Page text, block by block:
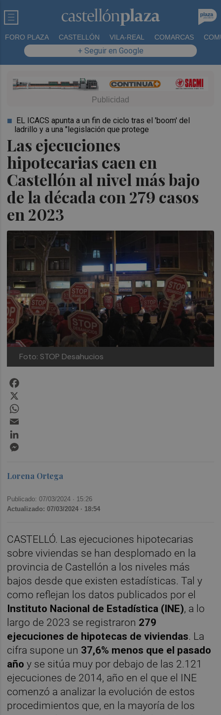
FORO PLAZA CASTELLÓN VILA-REAL COMARCAS
+ Seguir en Google
Las ejecuciones
hipotecarias caen en
Castellón al nivel más bajo
de la década con 279 casos
en 2023
EL ICACS apunta a un fin de ciclo tras el 'boom' del
ladrillo y a una "legislación que protege
Foto: STOP Desahucios
Lorena Ortega
Publicado: 07/03/2024 · 15:26
Actualizado: 07/03/2024 · 18:54
CASTELLÓ. Las ejecuciones hipotecarias
sobre viviendas se han desplomado en la
provincia de Castellón a los niveles más
bajos desde que existen estadísticas. Tal y
como reflejan los datos publicados por el
Instituto Nacional de Estadística (INE), a lo
largo de 2023 se registraron 279
ejecuciones de hipotecas de viviendas. La
cifra supone un 37,6% menos que el pasado
añoy se sitúa muy por debajo de las 2.121
ejecuciones de 2014, año en el que el INE
comenzó a analizar la evolución de estos
procedimientos que, en la mayoría de los